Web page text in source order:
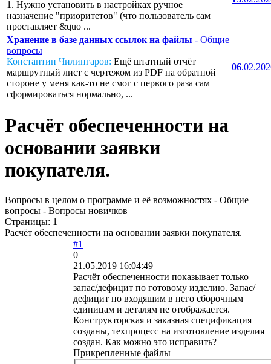
1. Нужно установить в настройках ручное
назначение "приоритетов" (что пользователь сам
проставляет &quo ...
Хранение в базе данных ссылок на файлы - Общие
вопросы
Константин Чилингаров: Ещё штатный отчёт
маршрутный лист с чертежом из PDF на обратной
стороне у меня как-то не смог с первого раза сам
сформироваться нормально, ...
06
Расчёт обеспеченности на
основании заявки
покупателя.
Вопросы в целом о программе и её возможностях - Общие
вопросы - Вопросы новичков
Страницы: 1
Расчёт обеспеченности на основании заявки покупателя.
#1
0
21.05.2019 16:04:49
Расчёт обеспеченности показывает только
запас/дефицит по готовому изделию. Запас/
дефицит по входящим в него сборочным
единицам и деталям не отображается.
Конструкторская и заказная спецификация
созданы, техпроцесс на изготовление изделия
создан. Как можно это исправить?
Прикрепленные файлы